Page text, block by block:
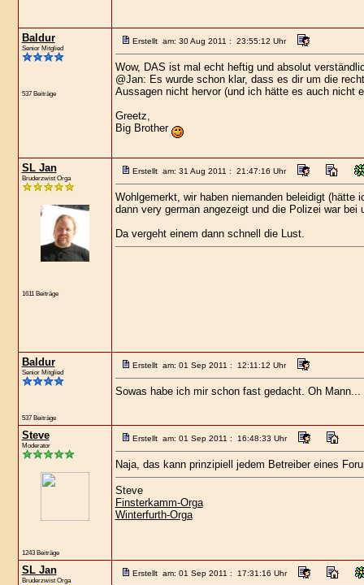
Baldur
Senior Mitglied
537 Beiträge
Erstellt am: 30 Aug 2011 : 23:55:12 Uhr
Wow, DAS ist mal echt heftig und absolut
@Jan: Es wurde schon klar, dass es dir um die
Aussagen nicht hervor (und ich hätte es auch nicht
Greetz,
Big Brother
SL Jan
Bruderzwist Orga
1611 Beiträge
Erstellt am: 31 Aug 2011 : 21:47:16 Uhr
Wohlgemerkt, wir haben niemanden beleidigt (hätte
dann very german angezeigt und die Polizei war
Da vergeht einem dann schnell die Lust.
Baldur
Senior Mitglied
537 Beiträge
Erstellt am: 01 Sep 2011 : 12:11:12 Uhr
Sowas habe ich mir schon fast gedacht. Oh Mann...
Steve
Moderator
1243 Beiträge
Erstellt am: 01 Sep 2011 : 16:48:33 Uhr
Naja, das kann prinzipiell jedem Betreiber eines
Steve
Finsterkamm-Orga
Winterfurth-Orga
SL Jan
Bruderzwist Orga
Erstellt am: 01 Sep 2011 : 17:31:16 Uhr